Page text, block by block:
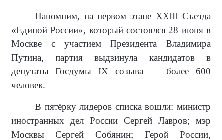
Напомним, на первом этапе XXIII Съезда
«Единой России», который состоялся 28 июня в
Москве с участием Президента Владимира
Путина, партия выдвинула кандидатов в
депутаты Госдумы IX созыва — более 600
человек.
В пятёрку лидеров списка вошли: министр
иностранных дел России Сергей Лавров; мэр
Москвы Сергей Собянин; Герой России,